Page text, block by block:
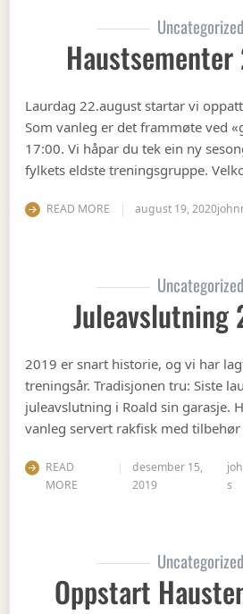
Uncategorized
Laurdag 22.august startar vi
Som vanleg er det frammøte ved
17:00. Vi håpar du tek ein ny
fylkets eldste treningsgruppe.
READ MORE august 19, 2020
Uncategorized
Juleavslutning
2019 er snart historie, og vi har
treningsår. Tradisjonen tru: Siste
juleavslutning i Roald sin garasje.
vanleg servert rakfisk med
READ
MORE
desember 15,
2019
s
Uncategorized
Oppstart